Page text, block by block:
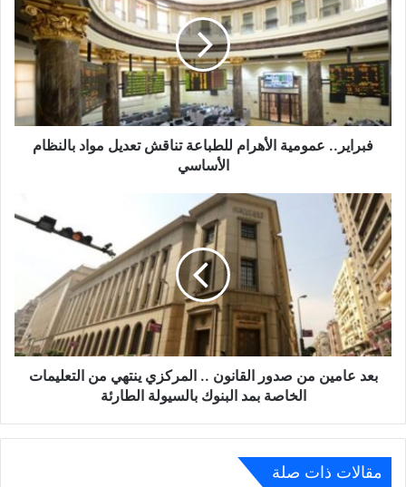
الأهرام
للطباعة
تناقش
تعديل
مواد
بالنظام
الأساسي
فبراير.. عمومية الأهرام للطباعة تناقش تعديل مواد بالنظام
الأساسي
بعد
عامين
من
صدور
القانون
..
المركزي
ينتهي
من
التعليمات
الطارئة
بعد عامين من صدور القانون .. المركزي ينتهي من التعليمات
الخاصة بمد البنوك بالسيولة الطارئة
مقالات ذات صلة